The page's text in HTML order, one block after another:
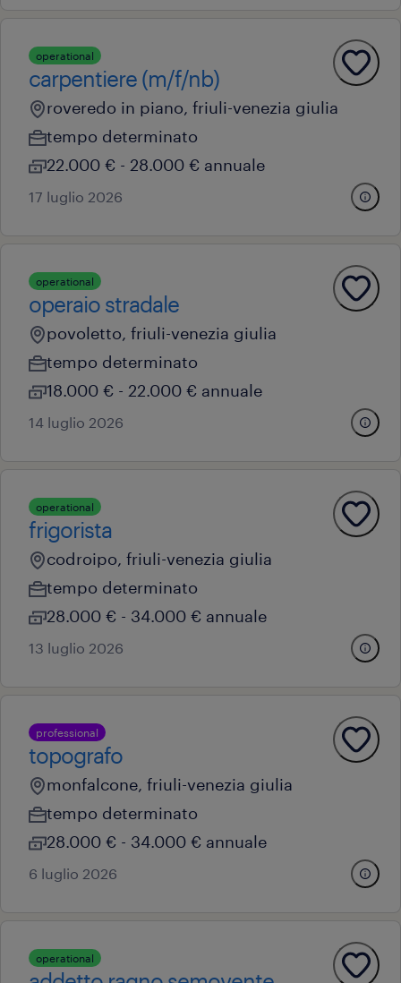
operational
carpentiere (m/f/nb)
roveredo in piano, friuli-venezia giulia
tempo determinato
22.000 € - 28.000 € annuale
17 luglio 2026
operational
operaio stradale
povoletto, friuli-venezia giulia
tempo determinato
18.000 € - 22.000 € annuale
14 luglio 2026
operational
frigorista
codroipo, friuli-venezia giulia
tempo determinato
28.000 € - 34.000 € annuale
13 luglio 2026
professional
topografo
monfalcone, friuli-venezia giulia
tempo determinato
28.000 € - 34.000 € annuale
6 luglio 2026
operational